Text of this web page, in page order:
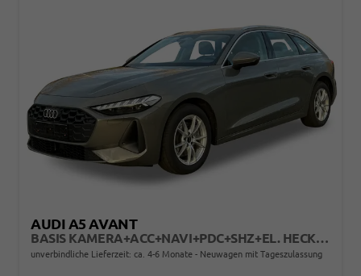
AUDI A5 AVANT
BASIS KAMERA+ACC+NAVI+PDC+SHZ+EL. HECKKL.+17 LM
unverbindliche Lieferzeit: ca. 4-6 Monate Neuwagen mit Tageszulassung